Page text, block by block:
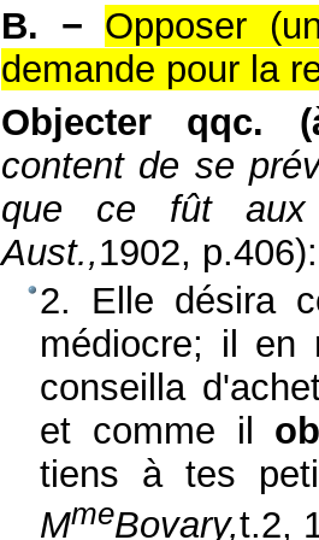
B. − Opposer
demande pour la
Objecter qqc.
content de se
que ce fût aux
Aust.,1902, p.406):
2. Elle désira
médiocre; il en
conseilla
et comme il
tiens à tes
MmeBovary,t.2,